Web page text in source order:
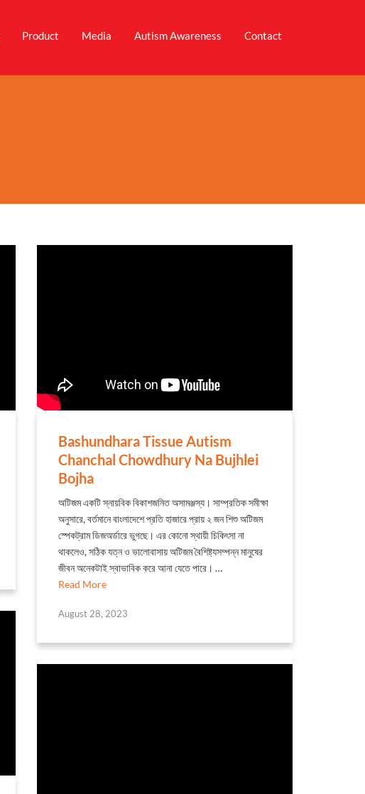
Product Media Autism Awareness Contact
Bashundhara Tissue Autism
Chanchal Chowdhury Na Bujhlei
Bojha
অটিজম একটি স্নায়বিক বিকাশজনিত অসামঞ্জস্য। সাম্প্রতিক সমীক্ষা
অনুসারে, বর্তমানে বাংলাদেশে প্রতি হাজারে প্রায় ২ জন শিশু অটিজম
স্পেকট্রাম ডিজঅর্ডারে ভুগছে। এর কোনো স্থায়ী চিকিৎসা না
থাকলেও, সঠিক যত্ন ও ভালোবাসায় অটিজম বৈশিষ্ট্যসম্পন্ন মানুষের
জীবন অনেকটাই স্বাভাবিক করে আনা যেতে পারে। …
Read More
August 28, 2023